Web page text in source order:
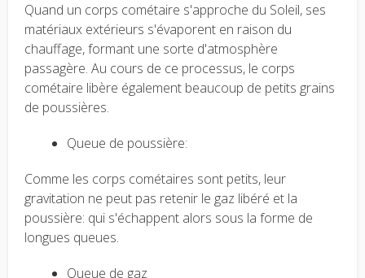
Quand un corps cométaire s'approche du Soleil, ses
matériaux extérieurs s'évaporent en raison du
chauffage, formant une sorte d'atmosphère
passagère. Au cours de ce processus, le corps
cométaire libère également beaucoup de petits grains
de poussières.
Queue de poussière:
Comme les corps cométaires sont petits, leur
gravitation ne peut pas retenir le gaz libéré et la
poussière: qui s'échappent alors sous la forme de
longues queues.
Queue de gaz